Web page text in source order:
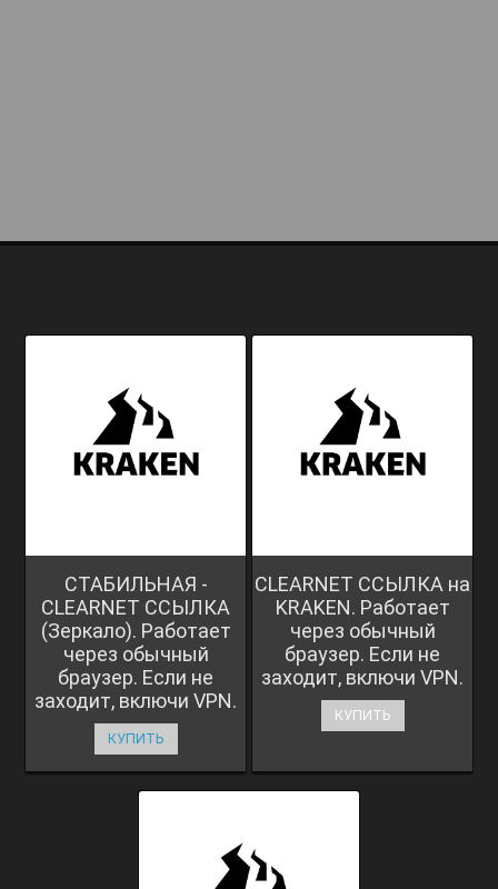
СТАБИЛЬНАЯ -
CLEARNET ССЫЛКА
(Зеркало). Работает
через обычный
браузер. Если не
заходит, включи VPN.
КУПИТЬ
CLEARNET ССЫЛКА на
KRAKEN. Работает
через обычный
браузер. Если не
заходит, включи VPN.
КУПИТЬ